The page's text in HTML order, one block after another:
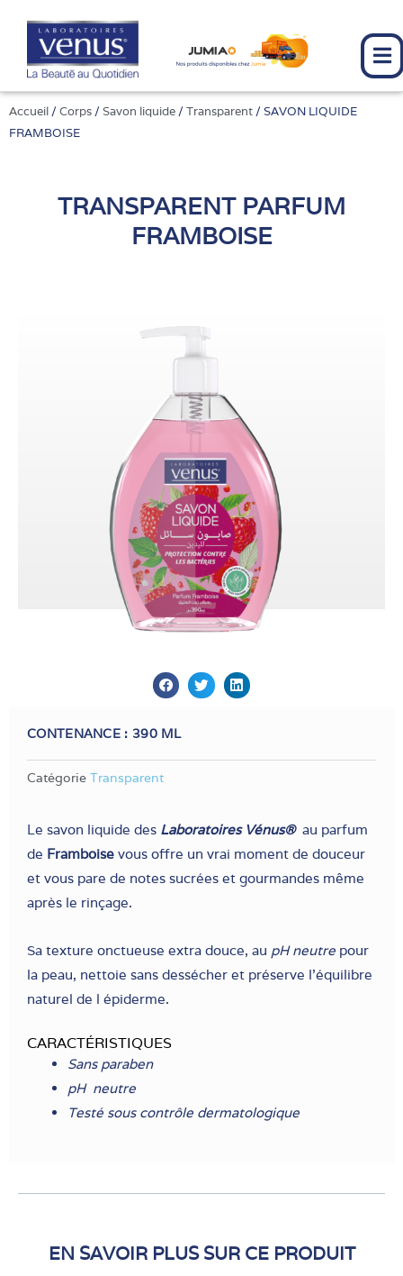
contenu
Accueil /Corps /Savon liquide /Transparent / SAVON LIQUIDE
FRAMBOISE
TRANSPARENT PARFUM
FRAMBOISE
CONTENANCE : 390 ML
Catégorie Transparent
Le savon liquide des Laboratoires Vénus®au parfum
de Framboise vous offre un vrai moment de douceur
et vous pare de notes sucrées et gourmandes même
après le rinçage.
Sa texture onctueuse extra douce, au pH neutre pour
la peau, nettoie sans dessécher et préserve l’équilibre
naturel de l épiderme.
CARACTÉRISTIQUES
Sans paraben
pH neutre
Testé sous contrôle dermatologique
EN SAVOIR PLUS SUR CE PRODUIT